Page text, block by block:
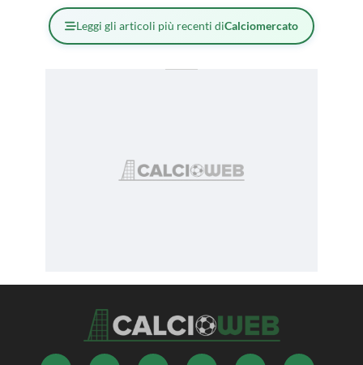
Leggi gli articoli più recenti diCalciomercato